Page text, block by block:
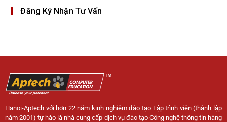
Đăng Ký Nhận Tư Vấn
Hanoi-Aptech với hơn 22 năm kinh nghiệm đào tạo Lập trình viên (thành lập
năm 2001) tự hào là nhà cung cấp dịch vụ đào tạo Công nghệ thông tin hàng